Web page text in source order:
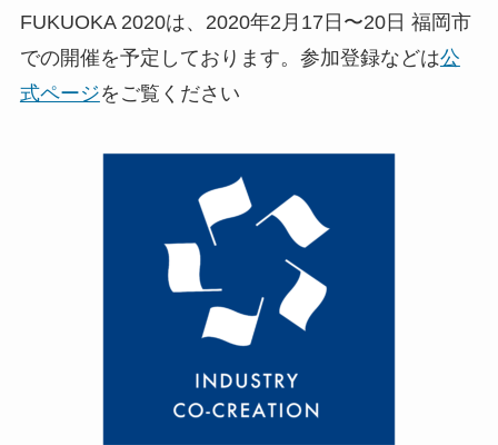
FUKUOKA 2020は、2020年2月17日〜20日 福岡市
での開催を予定しております。参加登録などは公
式ページをご覧ください